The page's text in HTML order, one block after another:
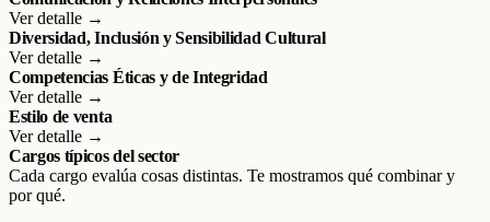
Ver detalle →
Diversidad, Inclusión y Sensibilidad Cultural
Ver detalle →
Competencias Éticas y de Integridad
Ver detalle →
Estilo de venta
Ver detalle →
Cargos típicos del sector
Cada cargo evalúa cosas distintas. Te mostramos qué combinar y
por qué.